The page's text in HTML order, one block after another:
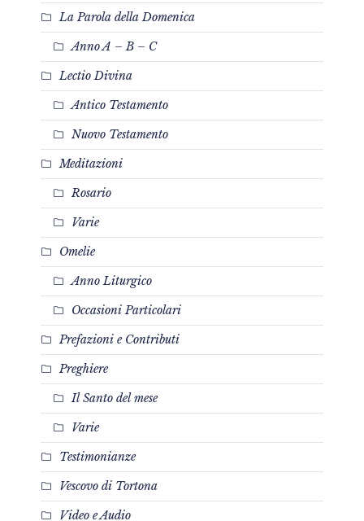
La Parola della Domenica
Anno A – B – C
Lectio Divina
Antico Testamento
Nuovo Testamento
Meditazioni
Rosario
Varie
Omelie
Anno Liturgico
Occasioni Particolari
Prefazioni e Contributi
Preghiere
Il Santo del mese
Varie
Testimonianze
Vescovo di Tortona
Video e Audio